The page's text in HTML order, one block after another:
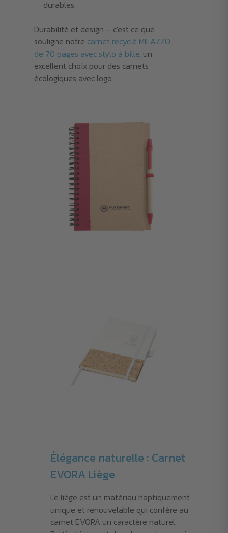
durables
Durabilité et design – c'est ce que
souligne notre carnet recyclé MILAZZO
de 70 pages avec stylo à bille, un
excellent choix pour des carnets
écologiques avec logo.
Élégance naturelle : Carnet
EVORA Liège
Le liège est un matériau haptiquement
unique et renouvelable qui confère au
carnet EVORA un caractère naturel.